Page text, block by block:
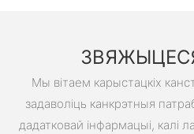
Мы вітаем карыстацкіх
задаволіць канкрэтныя
дадатковай інфармацыі, калі